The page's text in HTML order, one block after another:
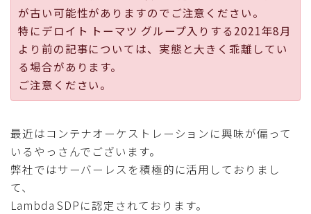
採用
公式ページ
が古い可能性がありますのでご注意ください。
特にデロイト トーマツ グループ入りする2021年8月
より前の記事については、実態と大きく乖離してい
る場合があります。
ご注意ください。
最近はコンテナオーケストレーションに興味が偏って
いるやっさんでございます。
弊社ではサーバーレスを積極的に活用しておりまし
て、
Lambda SDPに認定されております。